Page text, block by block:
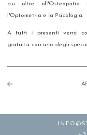
cui oltre all'Osteopatia
l'Optometria e la Psicologia.
A tutti i presenti verrà
gratuita con uno degli